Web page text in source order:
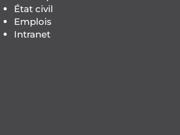
État civil
Emplois
Intranet